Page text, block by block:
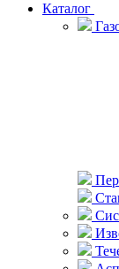
Каталог